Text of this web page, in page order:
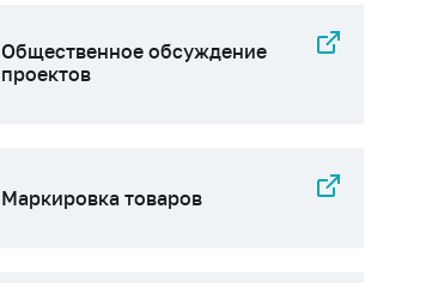
Общественное обсуждение
проектов
Маркировка товаров